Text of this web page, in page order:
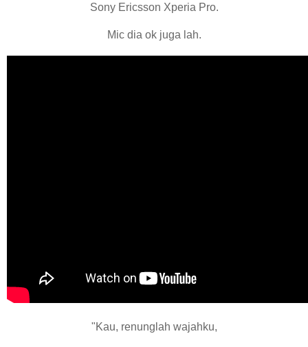
Sony Ericsson Xperia Pro.
Mic dia ok juga lah.
"Kau, renunglah wajahku,